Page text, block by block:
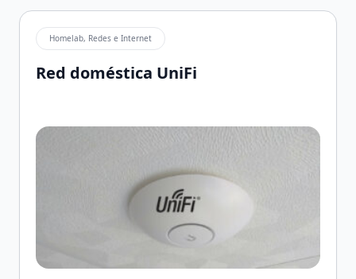
Homelab, Redes e Internet
Red doméstica UniFi